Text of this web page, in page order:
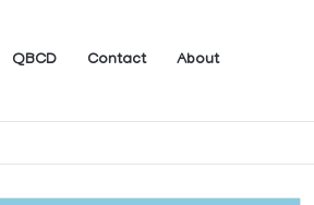
QBCD Contact About
സേവനങ്ങള്‍ വാരാന്ത്യത്തില്‍ മുടങ്ങും